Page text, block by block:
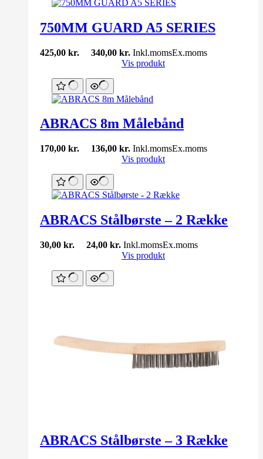
750MM GUARD A5 SERIES
425,00 kr. 340,00 kr. Inkl.momsEx.moms
Vis produkt
ABRACS 8m Målebånd
170,00 kr. 136,00 kr. Inkl.momsEx.moms
Vis produkt
ABRACS Stålbørste – 2 Række
30,00 kr. 24,00 kr. Inkl.momsEx.moms
Vis produkt
ABRACS Stålbørste – 3 Række